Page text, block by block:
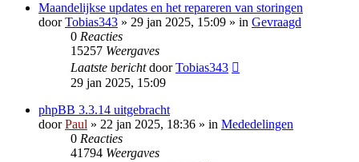
Maandelijkse updates en het repareren van storingen
doorTobias343 » 29 jan 2025, 15:09 » in Gevraagd
0 Reacties
15257 Weergaves
Laatste berichtdoorTobias343
29 jan 2025, 15:09
phpBB 3.3.14 uitgebracht
doorPaul » 22 jan 2025, 18:36 » in Mededelingen
0 Reacties
41794 Weergaves